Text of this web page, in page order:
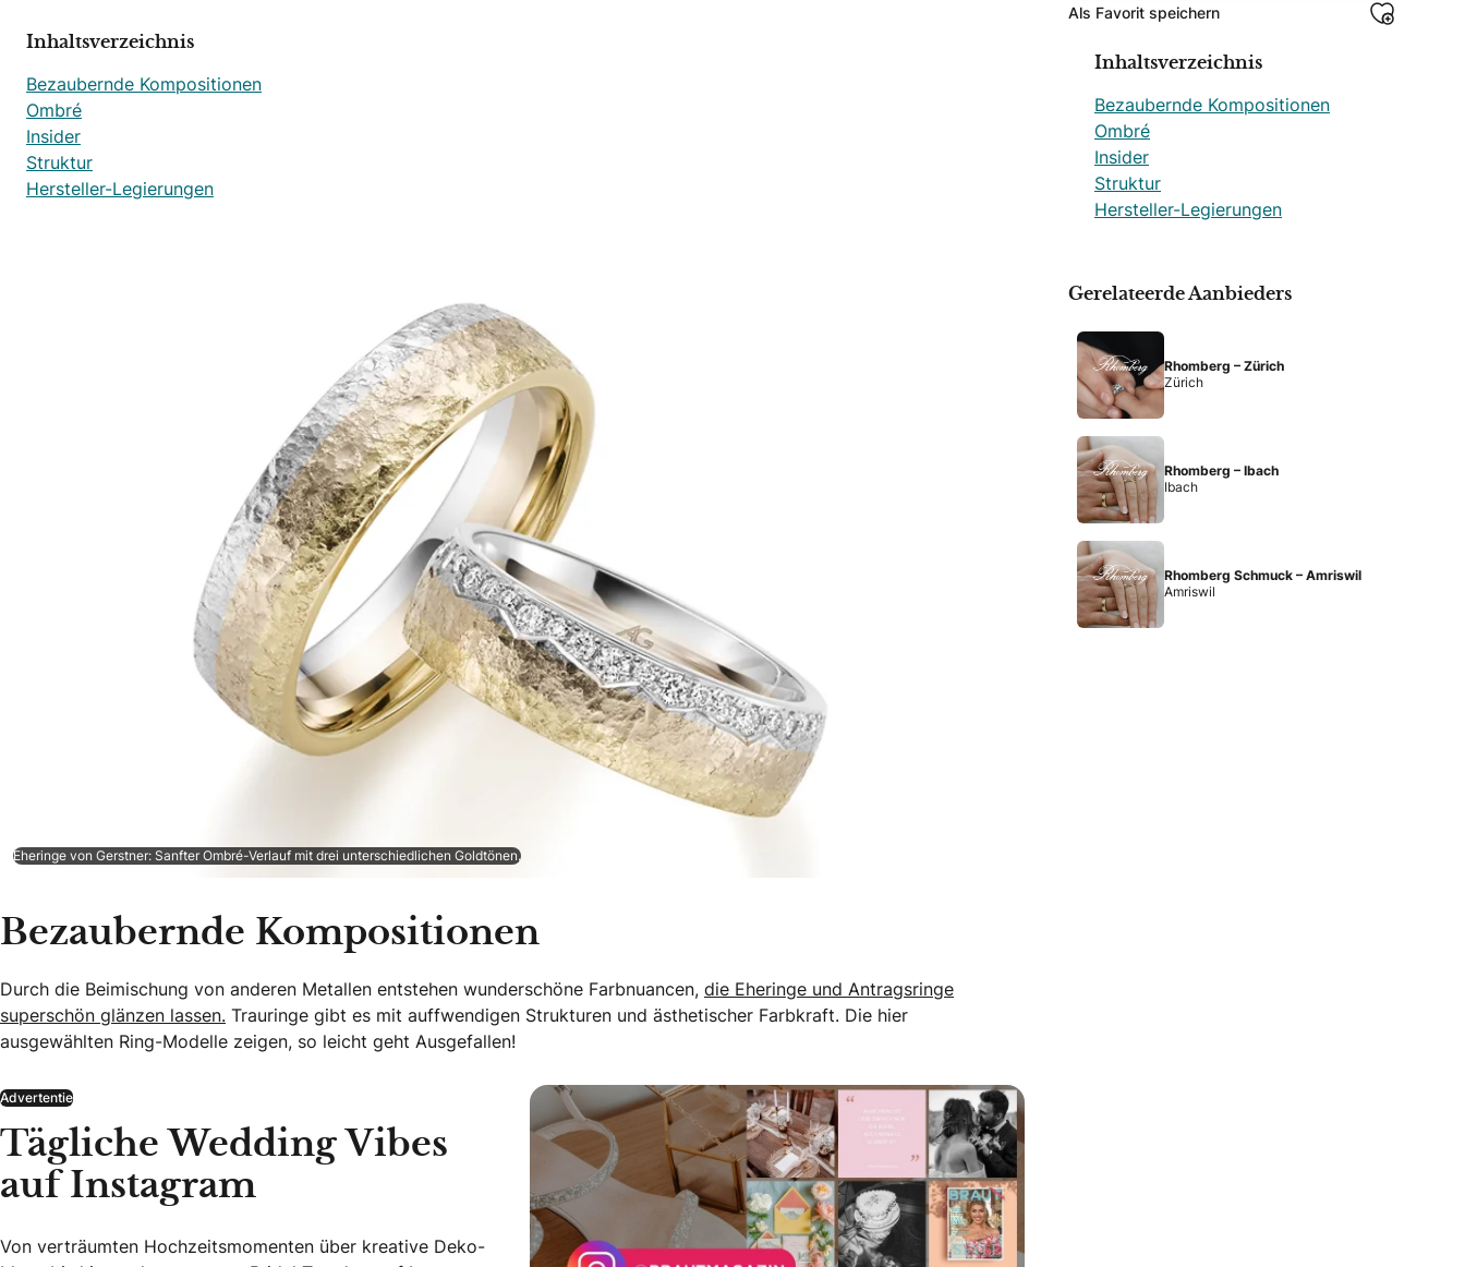
Inhaltsverzeichnis
Bezaubernde Kompositionen
Ombré
Insider
Struktur
Hersteller-Legierungen
Eheringe von Gerstner: Sanfter Ombré-Verlauf mit drei unterschiedlichen Goldtönen.
Bezaubernde Kompositionen
Durch die Beimischung von anderen Metallen entstehen wunderschöne Farbnuancen, die Eheringe und Antragsringe
superschön glänzen lassen. Trauringe gibt es mit auffwendigen Strukturen und ästhetischer Farbkraft. Die hier
ausgewählten Ring-Modelle zeigen, so leicht geht Ausgefallen!
Advertentie
Tägliche Wedding Vibes
auf Instagram
Von verträumten Hochzeitsmomenten über kreative Deko-
Als Favorit speichern
Inhaltsverzeichnis
Bezaubernde Kompositionen
Ombré
Insider
Struktur
Hersteller-Legierungen
Gerelateerde Aanbieders
Rhomberg – Zürich
Zürich
Rhomberg – Ibach
Ibach
Rhomberg Schmuck – Amriswil
Amriswil